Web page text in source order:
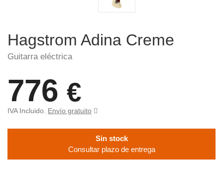
Hagstrom Adina Creme
Guitarra eléctrica
776 €
IVA Incluido. Envío gratuito
Sin stock
Consultar plazo de entrega